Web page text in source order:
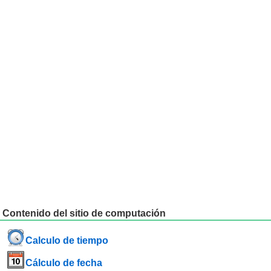
Contenido del sitio de computación
Calculo de tiempo
Cálculo de fecha